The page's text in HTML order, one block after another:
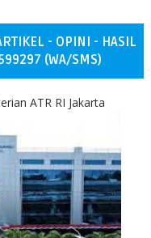
- OPINI - HASIL
(WA/SMS)
ATR RI Jakarta